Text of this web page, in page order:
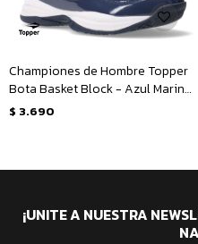
Championes de Hombre Topper
Bota Basket Block - Azul Marino
- Rosado Coral
$ 3.690
¡UNITE A NUESTRA